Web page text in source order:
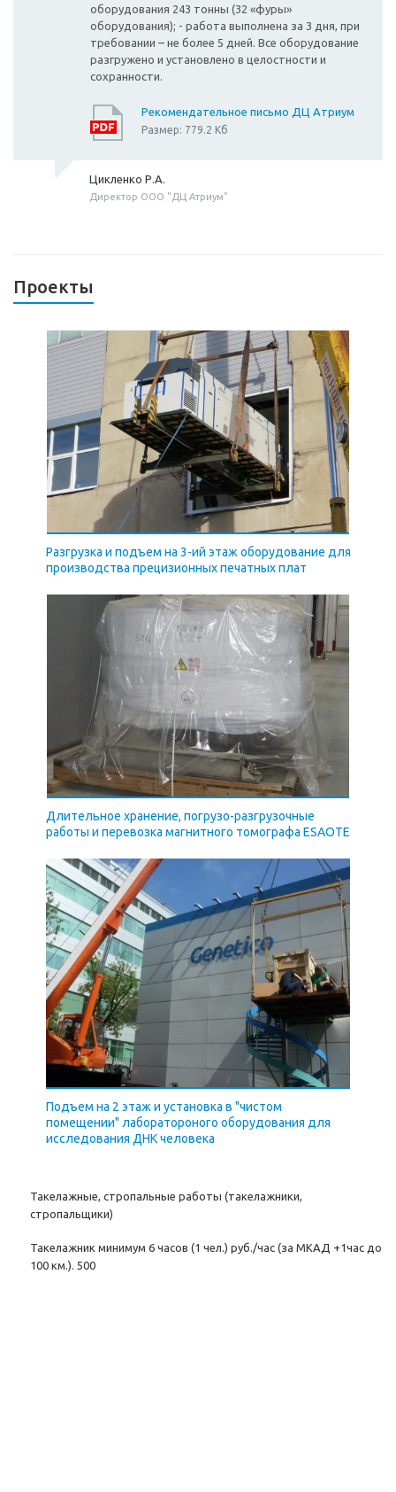
оборудования 243 тонны (32 «фуры»
оборудования); - работа выполнена за 3 дня, при
требовании – не более 5 дней. Все оборудование
разгружено и установлено в целостности и
сохранности.
Рекомендательное письмо ДЦ Атриум
Размер: 779.2 Кб
Цикленко Р.А.
Директор ООО "ДЦ Атриум"
Проекты
Разгрузка и подъем на 3-ий этаж оборудование для
производства прецизионных печатных плат
Длительное хранение, погрузо-разгрузочные
работы и перевозка магнитного томографа ESAOTE
Подъем на 2 этаж и установка в "чистом
помещении" лаборатороного оборудования для
исследования ДНК человека
Такелажные, стропальные работы (такелажники,
стропальщики)
Такелажник минимум 6 часов (1 чел.) руб./час (за МКАД +1час до
100 км.). 500